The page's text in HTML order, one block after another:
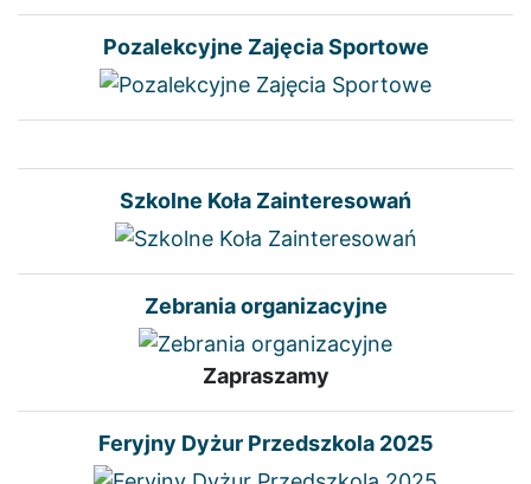
Pozalekcyjne Zajęcia Sportowe
Szkolne Koła Zainteresowań
Zebrania organizacyjne
Zapraszamy
Feryjny Dyżur Przedszkola 2025